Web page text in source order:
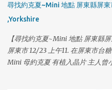
尋找約克夏~Mini 地點 屏東縣屏
,Yorkshire
【尋找約克夏~Mini 地點 屏東縣
屏東市 12/23 上午11. 在屏東市台
Mini 母約克夏 有植入晶片 主人曾